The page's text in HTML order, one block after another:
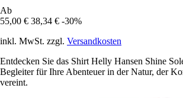
Ab
55,00 € 38,34 € -30%
inkl. MwSt. zzgl. Versandkosten
Entdecken Sie das Shirt Helly Hansen Shine
Begleiter für Ihre Abenteuer in der Natur, der
vereint.